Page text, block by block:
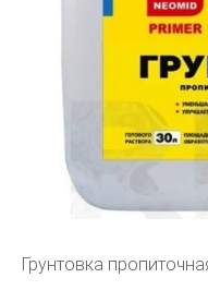
Грунтовка